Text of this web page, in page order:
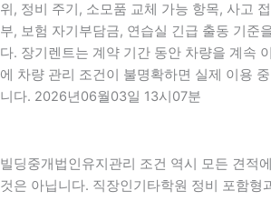
위, 정비 주기, 소모품 교체 가능 항목, 사고
부, 보험 자기부담금, 연습실 긴급 출동 기준
다. 장기렌트는 계약 기간 동안 차량을 계속
에 차량 관리 조건이 불명확하면 실제 이용
니다. 2026년06월03일 13시07분
빌딩중개법인유지관리 조건 역시 모든 견적
것은 아닙니다. 직장인기타학원 정비 포함형